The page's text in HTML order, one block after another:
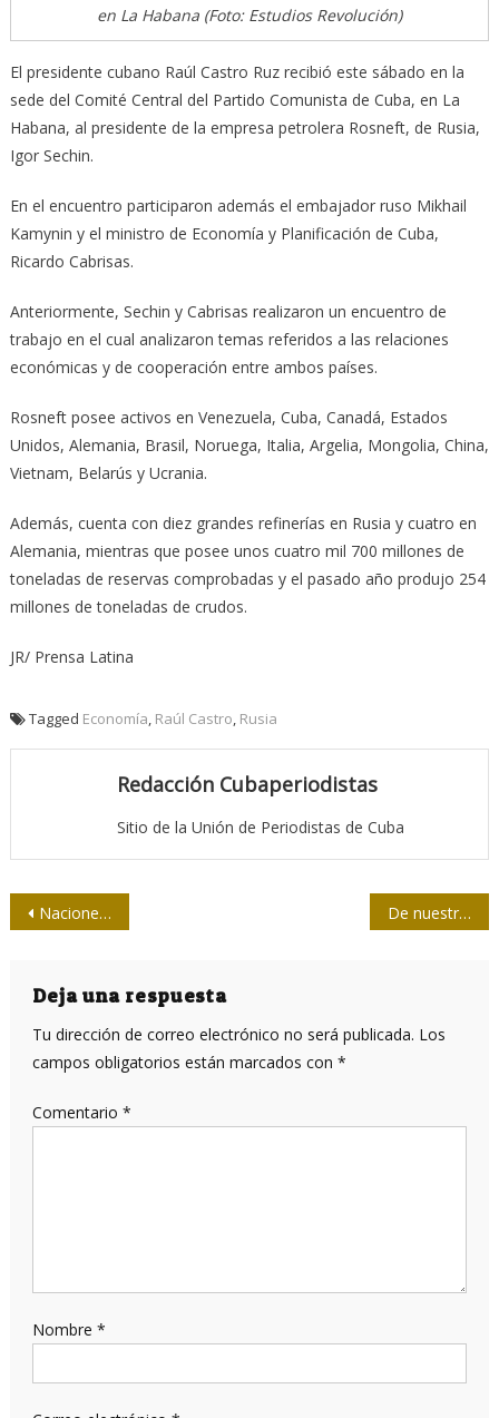
en La Habana (Foto: Estudios Revolución)
El presidente cubano Raúl Castro Ruz recibió este sábado en la
sede del Comité Central del Partido Comunista de Cuba, en La
Habana, al presidente de la empresa petrolera Rosneft, de Rusia,
Igor Sechin.
En el encuentro participaron además el embajador ruso Mikhail
Kamynin y el ministro de Economía y Planificación de Cuba,
Ricardo Cabrisas.
Anteriormente, Sechin y Cabrisas realizaron un encuentro de
trabajo en el cual analizaron temas referidos a las relaciones
económicas y de cooperación entre ambos países.
Rosneft posee activos en Venezuela, Cuba, Canadá, Estados
Unidos, Alemania, Brasil, Noruega, Italia, Argelia, Mongolia, China,
Vietnam, Belarús y Ucrania.
Además, cuenta con diez grandes refinerías en Rusia y cuatro en
Alemania, mientras que posee unos cuatro mil 700 millones de
toneladas de reservas comprobadas y el pasado año produjo 254
millones de toneladas de crudos.
JR/ Prensa Latina
Tagged Economía, Raúl Castro, Rusia
Redacción Cubaperiodistas
Sitio de la Unión de Periodistas de Cuba
Navegación
entradas
Naciones Unidas reconoce la labor de periodistas De nuestra prensa/ Ilegalidades con la Wifi
Deja una respuesta
Tu dirección de correo electrónico no será publicada. Los
campos obligatorios están marcados con *
Comentario *
Nombre *